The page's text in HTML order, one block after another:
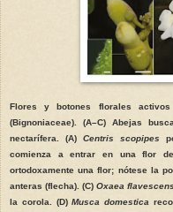
Flores y botones florales
(Bignoniaceae). (A–C) Abejas
nectarífera. (A) Centris scopipes
comienza a entrar en una flor
ortodoxamente una flor; nótese la
anteras (flecha). (C) Oxaea flavescens
la corola. (D)Musca domestica